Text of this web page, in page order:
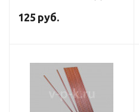
3 кг, Ротекс)
125 руб.